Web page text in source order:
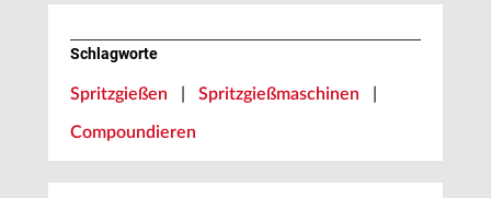
Schlagworte
Spritzgießen Spritzgießmaschinen
Compoundieren